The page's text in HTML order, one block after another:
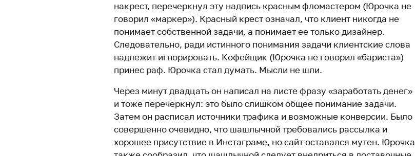
накрест, перечеркнул эту надпись красным фломастером (Юрочка не
говорил «маркер»). Красный крест означал, что клиент никогда не
понимает собственной задачи, а понимает ее только дизайнер.
Следовательно, ради истинного понимания задачи клиентские слова
надлежит игнорировать. Кофейщик (Юрочка не говорил «бариста»)
принес раф. Юрочка стал думать. Мысли не шли.
Через минут двадцать он написал на листе фразу «заработать денег»
и тоже перечеркнул: это было слишком общее понимание задачи.
Затем он расписал источники трафика и возможные конверсии. Было
совершенно очевидно, что шашлычной требовались рассылка и
хорошее присутствие в Инстаграме, но сайт оставался мутен. Юрочка